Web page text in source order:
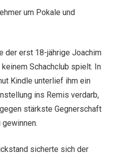
um Pokale und
der erst 18-jährige Joachim
Schachclub spielt. In
Kindle unterlief ihm ein
ins Remis verdarb,
stärkste Gegnerschaft
sicherte sich der